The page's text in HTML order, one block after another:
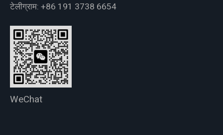
टेलीग्राम: +86 191 3738 6654
WeChat